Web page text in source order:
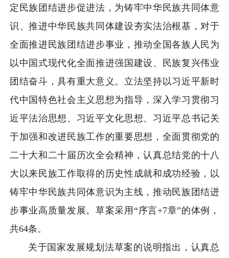
定民族团结进步促进法，为铸牢中华民族共同体意
识、推进中华民族共同体建设夯实法治根基，对于
全面推进民族团结进步事业，推动全国各族人民为
以中国式现代化全面推进强国建设、民族复兴伟业
团结奋斗，具有重大意义。立法坚持以习近平新时
代中国特色社会主义思想为指导，深入学习贯彻习
近平法治思想、习近平文化思想、习近平总书记关
于加强和改进民族工作的重要思想，全面贯彻党的
二十大和二十届历次全会精神，认真总结党的十八
大以来民族工作取得的历史性成就和成功经验，以
铸牢中华民族共同体意识为主线，推动民族团结进
步事业高质量发展。草案采用“序言+7章”的体例，
共64条。
关于国家发展规划法草案的说明指出，认真总